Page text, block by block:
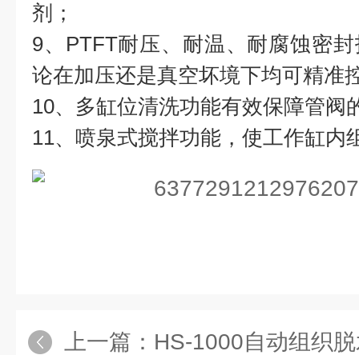
剂；
9、PTFT耐压、耐温、耐腐蚀密
论在加压还是真空坏境下均可精准
10、多缸位清洗功能有效保障管阀
11、喷泉式搅拌功能，使工作缸内
上一篇： HS-1000自动组织